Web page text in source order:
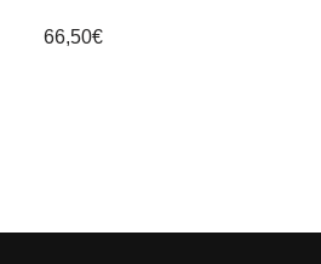
66,50€